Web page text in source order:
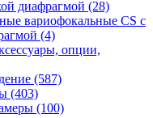
диафрагмой (28)
вариофокальные CS c
(4)
опции,
(587)
(403)
(100)